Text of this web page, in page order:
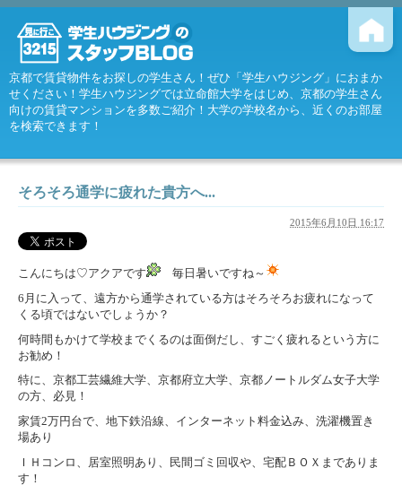
京都で賃貸物件をお探しの学生さん！ぜひ「学生ハウジング」におまか
せください！学生ハウジングでは立命館大学をはじめ、京都の学生さん
向けの賃貸マンションを多数ご紹介！大学の学校名から、近くのお部屋
を検索できます！
そろそろ通学に疲れた貴方へ...
2015年6月10日 16:17
こんにちは♡アクアです
毎日暑いですね～
6月に入って、遠方から通学されている方はそろそろお疲れになって
くる頃ではないでしょうか？
何時間もかけて学校までくるのは面倒だし、すごく疲れるという方に
お勧め！
特に、京都工芸繊維大学、京都府立大学、京都ノートルダム女子大学
の方、必見！
家賃2万円台で、地下鉄沿線、インターネット料金込み、洗濯機置き
場あり
ＩＨコンロ、居室照明あり、民間ゴミ回収や、宅配ＢＯＸまでありま
す！